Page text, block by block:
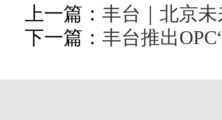
上一篇： 丰台｜北京
下一篇： 丰台推出